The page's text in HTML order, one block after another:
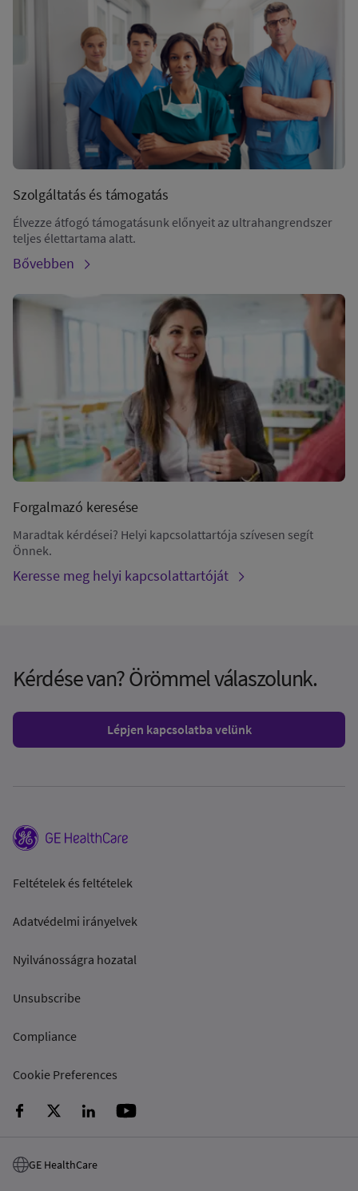
Szolgáltatás és támogatás
Élvezze átfogó támogatásunk előnyeit az ultrahangrendszer
teljes élettartama alatt.
Bővebben
Forgalmazó keresése
Maradtak kérdései? Helyi kapcsolattartója szívesen segít
Önnek.
Keresse meg helyi kapcsolattartóját
Kérdése van? Örömmel válaszolunk.
Lépjen kapcsolatba velünk
Feltételek és feltételek
Adatvédelmi irányelvek
Nyilvánosságra hozatal
Unsubscribe
Compliance
Cookie Preferences
GE HealthCare